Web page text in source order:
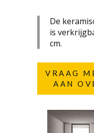
De
is
cm.
VRAAG
AAN